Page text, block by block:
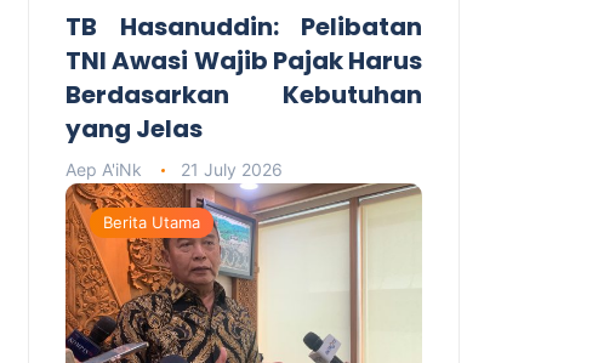
TB Hasanuddin: Pelibatan
TNI Awasi Wajib Pajak Harus
Berdasarkan Kebutuhan
yang Jelas
Aep A'iNk 21 July 2026
Berita Utama